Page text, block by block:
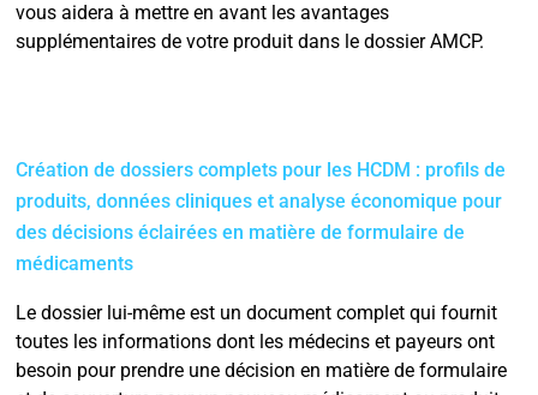
vous aidera à mettre en avant les avantages
supplémentaires de votre produit dans le dossier AMCP.
Création de dossiers complets pour les HCDM : profils de
produits, données cliniques et analyse économique pour
des décisions éclairées en matière de formulaire de
médicaments
Le dossier lui-même est un document complet qui fournit
toutes les informations dont les médecins et payeurs ont
besoin pour prendre une décision en matière de formulaire